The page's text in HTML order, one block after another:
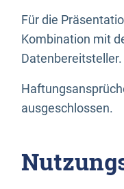
Für die
Kombination mit
Datenbereitsteller.
ausgeschlossen.